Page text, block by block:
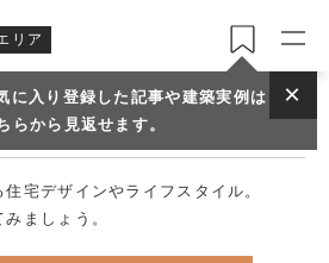
リア
に入り登録した記事や建築実例は
らから見返せます。
」で見つける岡山の工務店一覧
宅デザインやライフスタイル。
ましょう。